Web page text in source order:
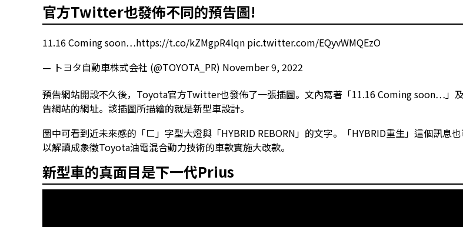
官方Twitter也發佈不同的預告圖!
11.16 Coming soon…https://t.co/kZMgpR4lqn pic.twitter.com/EQyvWMQEzO
— トヨタ自動車株式会社 (@TOYOTA_PR) November 9, 2022
預告網站開設不久後，Toyota官方Twitter也發佈了一張插圖。文內寫著「11.16 Coming soon…」
告網站的網址。該插圖所描繪的就是新型車設計。
圖中可看到近未來感的「ㄈ」字型大燈與「HYBRID REBORN」的文字。「HYBRID重生」這個訊息
以解讀成象徵Toyota油電混合動力技術的車款實施大改款。
新型車的真面目是下一代Prius